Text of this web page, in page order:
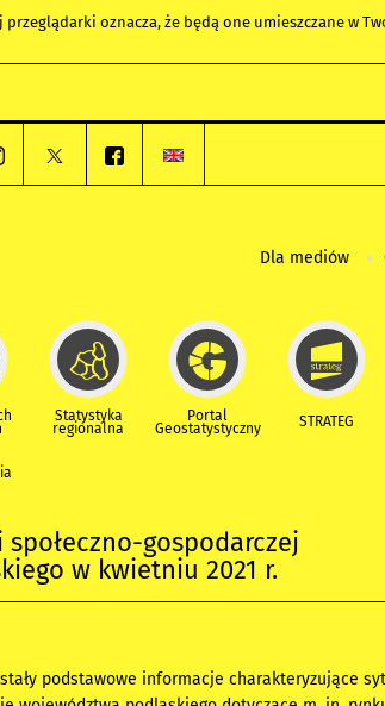
oznacza, że będą one umieszczane w
Dla mediów
Statystyka
regionalna
Portal
Geostatystyczny STRATEG
gospodarczej
w kwietniu 2021 r.
podstawowe informacje charakteryzujące